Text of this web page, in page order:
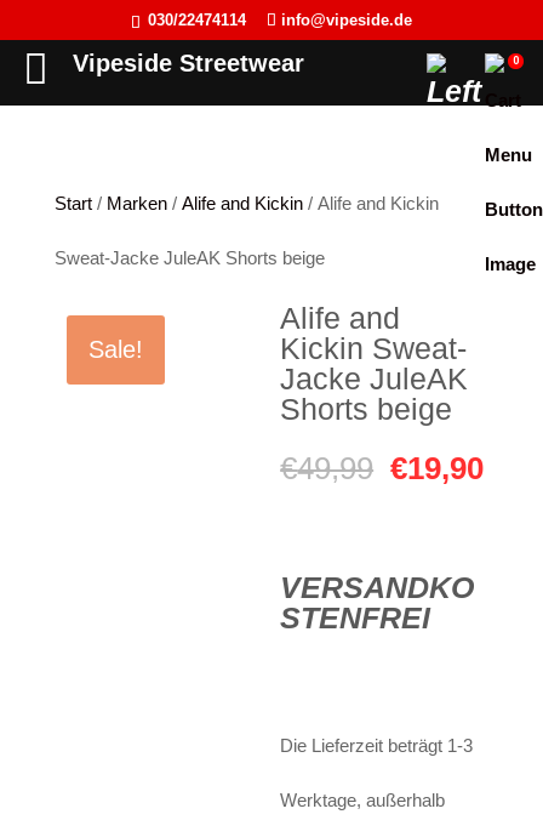
030/22474114 info@vipeside.de
Start/ Marken/ Alife and Kickin/ Alife and Kickin
Sweat-Jacke JuleAK Shorts beige
Sale!
Alife and
Kickin Sweat-
Jacke JuleAK
Shorts beige
€49,99
war:
€49,99
€19,90
VERSANDKO
STENFREI
Die Lieferzeit beträgt 1-3
Werktage, außerhalb
Vipeside Streetwear 0
Back
Fact of Life
Picaldi
Back
Back
Jacken
Sweat-Jacken
Back
Hoodie
Pullover